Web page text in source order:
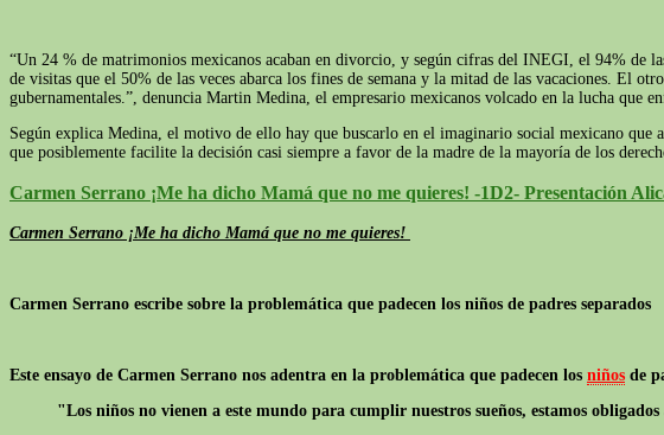
“Un 24 % de matrimonios mexicanos acaban en divorcio, y según cifras del INEGI, el 94% de
de visitas que el 50% de las veces abarca los fines de semana y la mitad de las vacaciones. El
gubernamentales.”, denuncia Martin Medina, el empresario mexicanos volcado en la lucha que
Según explica Medina, el motivo de ello hay que buscarlo en el imaginario social mexicano
que posiblemente facilite la decisión casi siempre a favor de la madre de la mayoría de los
Carmen Serrano ¡Me ha dicho Mamá que no me quieres! -1D2- Presentación
Carmen Serrano ¡Me ha dicho Mamá que no me quieres!
Carmen Serrano escribe sobre la problemática que padecen los niños de padres separados
Este ensayo de Carmen Serrano nos adentra en la problemática que padecen los niños de
"Los niños no vienen a este mundo para cumplir nuestros sueños, estamos